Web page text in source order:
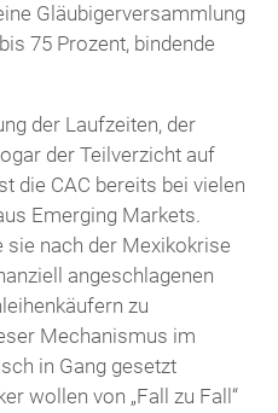
Gläubigerversammlung
75 Prozent, bindende
der Laufzeiten, der
der Teilverzicht auf
die CAC bereits bei vielen
Emerging Markets.
sie nach der Mexikokrise
angeschlagenen
zu
Mechanismus im
in Gang gesetzt
wollen von „Fall zu Fall“